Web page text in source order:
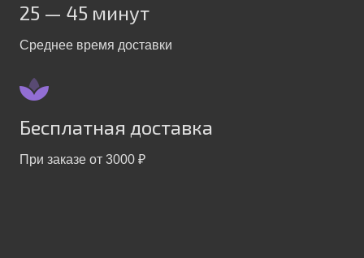
25 — 45 минут
Среднее время доставки
Бесплатная доставка
При заказе от 3000 ₽